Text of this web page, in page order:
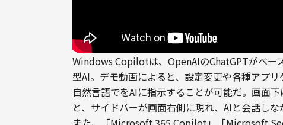
Windows Copilotは、OpenAIのChatGPTがベー
型AI。デモ動画によると、設定変更や各種アプ
自然言語でをAIに指示することが可能だ。画面
と、サイドバーが画面右側に現れ、AIと会話しな